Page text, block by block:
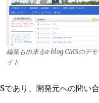
編集も出来るa-blog CMSのデモ
イト
であり、開発元への問い合